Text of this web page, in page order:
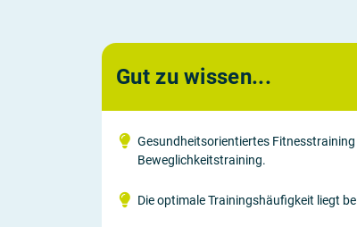
Gut zu wissen...
Gesundheitsorientiertes
Beweglichkeitstraining.
Die optimale Trainingshäufigkeit liegt